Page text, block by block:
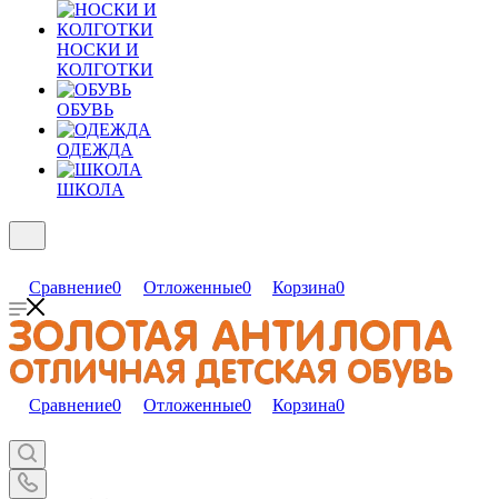
НОСКИ И
КОЛГОТКИ
ОБУВЬ
ОДЕЖДА
ШКОЛА
Сравнение0 Отложенные0 Корзина0
Сравнение0 Отложенные0 Корзина0